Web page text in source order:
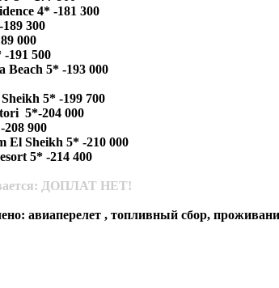
4* -181 300
300
000
191 500
Beach 5* -193 000
5* -199 700
5*-204 000
900
El Sheikh 5* -210 000
5* -214 400
ДОПЛАТ НЕТ!
авиаперелет , топливный сбор,